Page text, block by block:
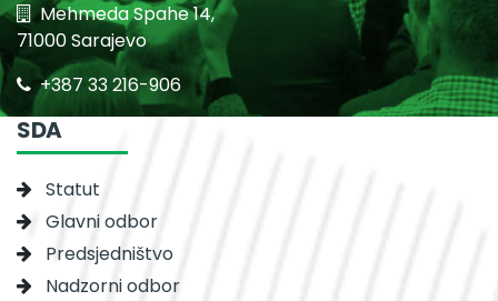
Mehmeda Spahe 14,
71000 Sarajevo
+387 33 216-906
SDA
Statut
Glavni odbor
Predsjedništvo
Nadzorni odbor